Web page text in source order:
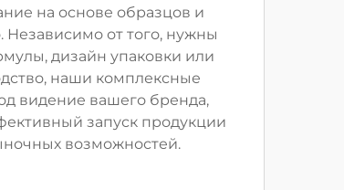
на основе образцов и
Независимо от того, нужны
дизайн упаковки или
наши комплексные
видение вашего бренда,
запуск продукции
возможностей.